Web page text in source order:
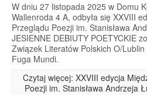
W dniu 27 listopada 2025 w Domu
Wallenroda 4 A, odbyła się XXVIII
Przeglądu Poezji im. Stanisława
JESIENNE DEBIUTY POETYCKIE
Związek Literatów Polskich O/
Fuga Mundi.
Czytaj więcej: XXVIII edycja
Poezji im. Stanisława Andrzeja